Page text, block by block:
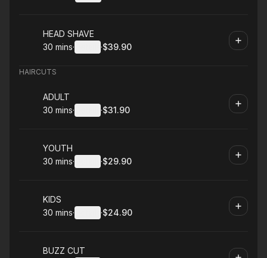
Book
HEAD SHAVE
.Duration:
30 mins· ·
.Price:
$39.90
HAIRCUTS
Book
ADULT
.Duration:
30 mins· ·
.Price
$31.90
Book
YOUTH
.Duration:
30 mins· ·
.Price:
$29.90
Book
KIDS
.Duration:
30 mins· ·
.Price:
$24.90
Book
BUZZ CUT